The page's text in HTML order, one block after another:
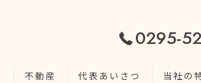
0295-
不動産 代表あいさつ 当社の